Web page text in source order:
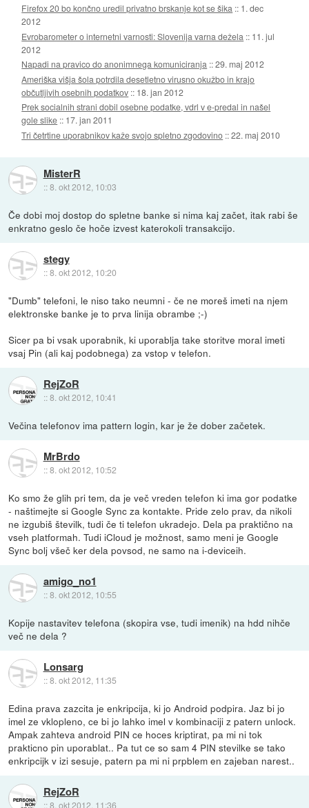
Firefox 20 bo končno uredil privatno brskanje kot se šika :: 1. dec
2012
Evrobarometer o internetni varnosti: Slovenija varna dežela :: 11. jul
2012
Napadi na pravico do anonimnega komuniciranja ::29. maj 2012
Ameriška višja šola potrdila desetletno virusno okužbo in krajo
občutljivih osebnih podatkov :: 18. jan 2012
Prek socialnih strani dobil osebne podatke, vdrl v e-predal in našel
gole slike :: 17. jan 2011
Tri četrtine uporabnikov kaže svojo spletno zgodovino ::22. maj 2010
MisterR
::8. okt 2012, 10:03
Če dobi moj dostop do spletne banke si nima kaj začet, itak rabi še
enkratno geslo če hoče izvest katerokoli transakcijo.
stegy
::8. okt 2012, 10:20
"Dumb" telefoni, le niso tako neumni - če ne moreš imeti na njem
elektronske banke je to prva linija obrambe ;-)
Sicer pa bi vsak uporabnik, ki uporablja take storitve moral imeti
vsaj Pin (ali kaj podobnega) za vstop v telefon.
RejZoR
::8. okt 2012, 10:41
Večina telefonov ima pattern login, kar je že dober začetek.
MrBrdo
::8. okt 2012, 10:52
Ko smo že glih pri tem, da je več vreden telefon ki ima gor podatke
- naštimejte si Google Sync za kontakte. Pride zelo prav, da nikoli
ne izgubiš številk, tudi če ti telefon ukradejo. Dela pa praktično na
vseh platformah. Tudi iCloud je možnost, samo meni je Google
Sync bolj všeč ker dela povsod, ne samo na i-deviceih.
amigo_no1
::8. okt 2012, 10:55
Kopije nastavitev telefona (skopira vse, tudi imenik) na hdd nihče
več ne dela ?
Lonsarg
::8. okt 2012, 11:35
Edina prava zazcita je enkripcija, ki jo Android podpira. Jaz bi jo
imel ze vklopleno, ce bi jo lahko imel v kombinaciji z patern unlock.
Ampak zahteva android PIN ce hoces kriptirat, pa mi ni tok
prakticno pin uporablat.. Pa tut ce so sam 4 PIN stevilke se tako
enkripcijk v izi sesuje, patern pa mi ni prpblem en zajeban narest..
RejZoR
::8. okt 2012, 11:36